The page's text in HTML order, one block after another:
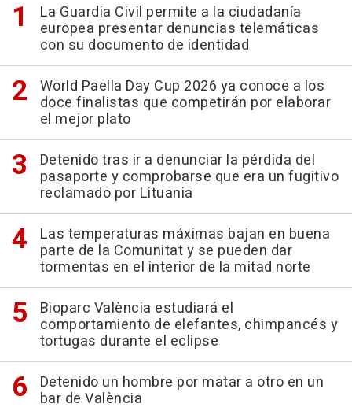
La Guardia Civil permite a la ciudadanía
europea presentar denuncias telemáticas
con su documento de identidad
World Paella Day Cup 2026 ya conoce a los
doce finalistas que competirán por elaborar
el mejor plato
Detenido tras ir a denunciar la pérdida del
pasaporte y comprobarse que era un fugitivo
reclamado por Lituania
Las temperaturas máximas bajan en buena
parte de la Comunitat y se pueden dar
tormentas en el interior de la mitad norte
Bioparc València estudiará el
comportamiento de elefantes, chimpancés y
tortugas durante el eclipse
Detenido un hombre por matar a otro en un
bar de València